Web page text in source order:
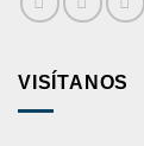
VISÍTANOS